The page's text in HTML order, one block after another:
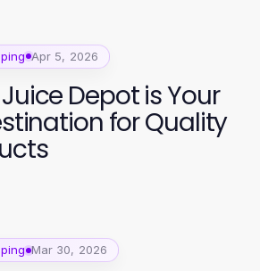
Apr 5, 2026
Depot is Your
for Quality
Mar 30, 2026